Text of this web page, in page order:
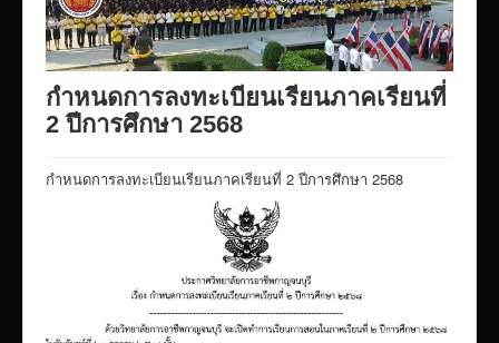
โปรแกรม ศธ02 ออนไลน์
Elearning_kicec
Facebookงานประชาสัมพันธ์
VTR แนะนำวิทยาลัย
Link รวมระบบรายงานข้อมูลต่าง ๆ
ติดต่อวิทยาลัย
กำหนดการลงทะเบียนเรียนภาคเรียนที่
2 ปีการศึกษา 2568
กำหนดการลงทะเบียนเรียนภาคเรียนที่ 2 ปีการศึกษา 2568